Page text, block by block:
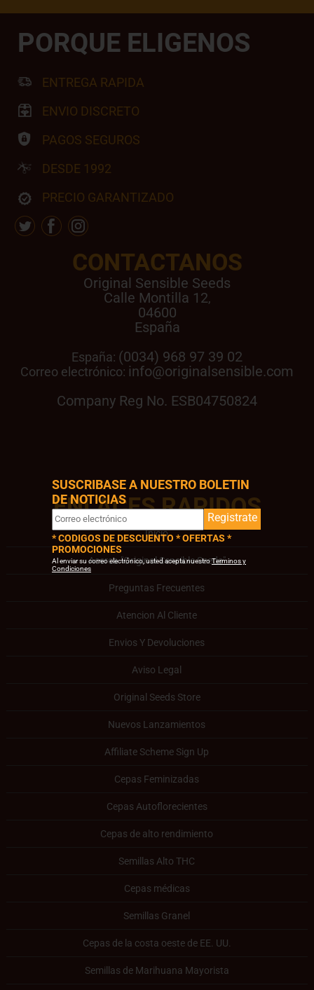
ENLACES RAPIDOS
Inicio
Acerca "Original Sensible Seeds"
Preguntas Frecuentes
Atencion Al Cliente
Envios Y Devoluciones
Aviso Legal
Original Seeds Store
Nuevos Lanzamientos
Affiliate Scheme Sign Up
Cepas Feminizadas
Cepas Autoflorecientes
Cepas de alto rendimiento
Semillas Alto THC
Cepas médicas
Semillas Granel
Cepas de la costa oeste de EE. UU.
Semillas de Marihuana Mayorista
CONTACTANOS
Original Sensible Seeds
Calle Montilla 12,
04600
España
España: (0034) 968 97 39 02
Correo electrónico: info@originalsensible.com
Company Reg No. ESB04750824
PORQUE ELIGENOS
ENTREGA RAPIDA
ENVIO DISCRETO
PAGOS SEGUROS
DESDE 1992
PRECIO GARANTIZADO
SUSCRIBASE A NUESTRO BOLETIN
DE NOTICIAS
Registrate
* CODIGOS DE DESCUENTO * OFERTAS *
PROMOCIONES
Al enviar su correo electrónico, usted acepta nuestroTerminos y
Condiciones